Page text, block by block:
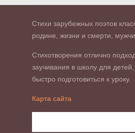
Стихи зарубежных поэтов
родине, жизни и смерти,
Стихотворения отлично
заучивания в школу для
быстро подготовиться к уроку.
Карта сайта